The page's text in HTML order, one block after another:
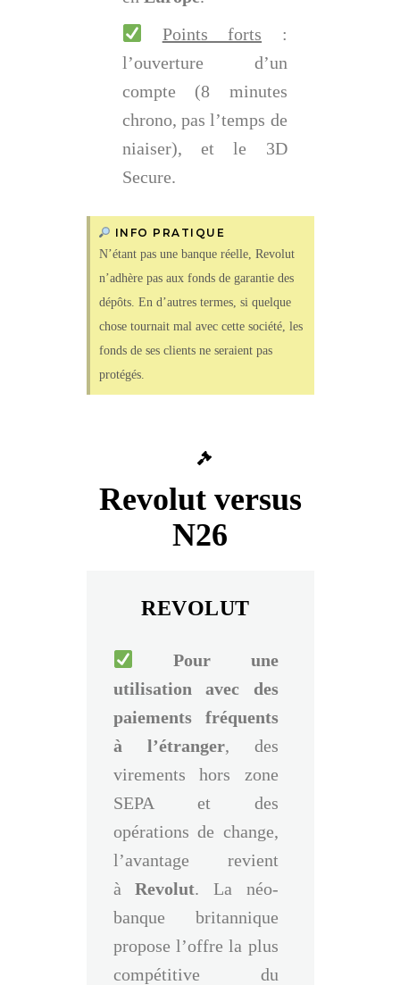
Points forts :
l’ouverture d’un
compte (8 minutes
chrono, pas l’temps de
niaiser), et le 3D
Secure.
INFO PRATIQUE
N’étant pas une banque réelle, Revolut
n’adhère pas aux fonds de garantie des
dépôts. En d’autres termes, si quelque
chose tournait mal avec cette société, les
fonds de ses clients ne seraient pas
protégés.
Revolut versus
N26
REVOLUT
Pour une
utilisation avec des
paiements fréquents
à l’étranger, des
virements hors zone
SEPA et des
opérations de change,
l’avantage revient
àRevolut. La néo-
banque britannique
propose l’offre la plus
compétitive du